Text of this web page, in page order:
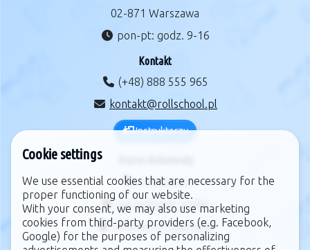
02-871 Warszawa
pon-pt: godz. 9-16
Kontakt
(+48) 888 555 965
kontakt@rollschool.pl
Instruktorzy
regulamin
zarządzanie cookie
polityka prywatności
Cookie settings
We use essential cookies that are necessary for the
proper functioning of our website.
With your consent, we may also use marketing
cookies from third-party providers (e.g. Facebook,
Google) for the purposes of personalizing